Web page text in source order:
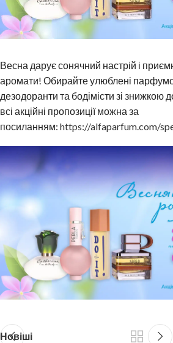
Весна дарує сонячний настрій і
аромати! Обирайте улюблені
дезодоранти та бодімісти зі знижкою
всі акційні пропозиції можна за
посиланням: https://alfaparfum.com/
Новіші